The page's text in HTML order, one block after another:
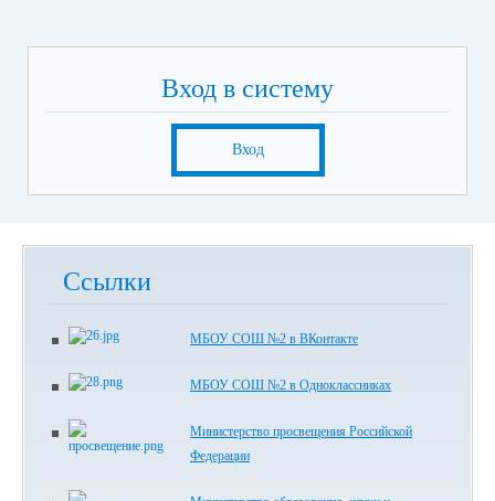
Вход в систему
Вход
Ссылки
МБОУ СОШ №2 в ВКонтакте
МБОУ СОШ №2 в Одноклассниках
Министерство просвещения Российской
Федерации